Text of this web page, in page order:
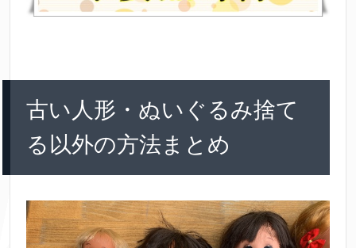
古い人形・ぬいぐるみ捨て
る以外の方法まとめ